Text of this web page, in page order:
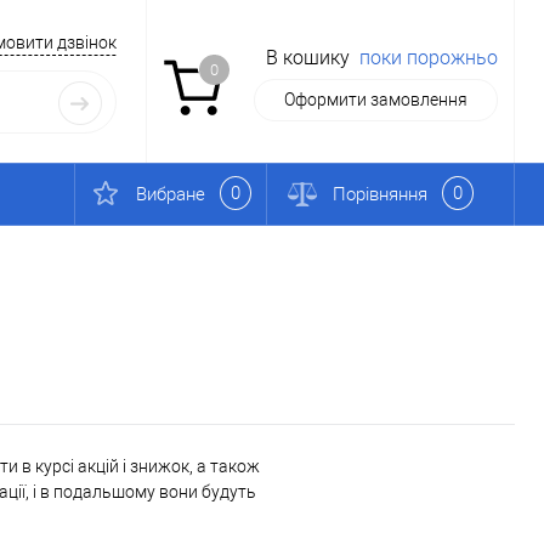
дзвінок
0
В кошику поки порожньо
Оформити замовлення
Вибране 0 Порівняння 0
в курсі акцій і знижок, а також
і в подальшому вони будуть